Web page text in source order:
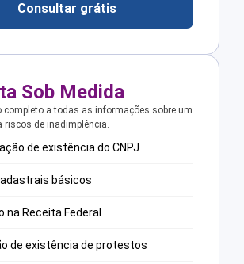
Consultar grátis
Sob Medida
completo a todas as informações sobre um
riscos de inadimplência.
de existência do CNPJ
básicos
na Receita Federal
de existência de protestos